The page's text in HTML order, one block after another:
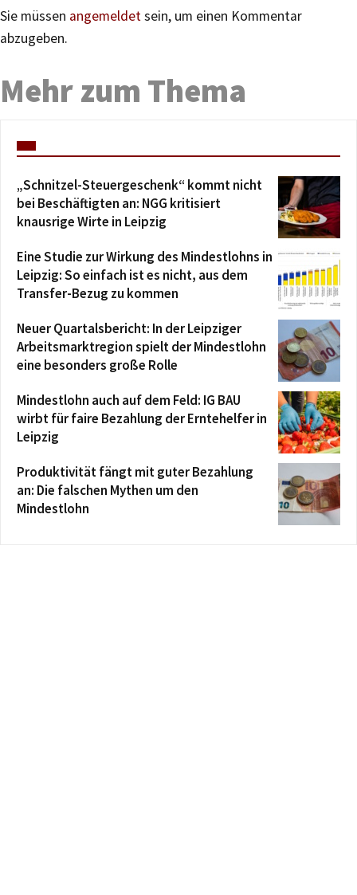
Sie müssen angemeldetsein, um einen Kommentar
abzugeben.
Mehr zum Thema
„Schnitzel-Steuergeschenk“ kommt nicht
bei Beschäftigten an: NGG kritisiert
knausrige Wirte in Leipzig
Eine Studie zur Wirkung des Mindestlohns in
Leipzig: So einfach ist es nicht, aus dem
Transfer-Bezug zu kommen
Neuer Quartalsbericht: In der Leipziger
Arbeitsmarktregion spielt der Mindestlohn
eine besonders große Rolle
Mindestlohn auch auf dem Feld: IG BAU
wirbt für faire Bezahlung der Erntehelfer in
Leipzig
Produktivität fängt mit guter Bezahlung
an: Die falschen Mythen um den
Mindestlohn